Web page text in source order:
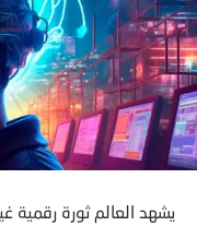
يشهد العالم ثورة رقمية